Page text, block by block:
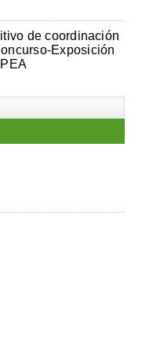
de coordinación
Exposición